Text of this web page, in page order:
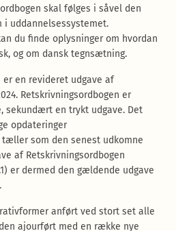
skal følges i såvel den
uddannelsessystemet.
du finde oplysninger om hvordan
og om dansk tegnsætning.
er en revideret udgave af
Retskrivningsordbogen er
sekundært en trykt udgave. Det
opdateringer
som den senest udkomne
af Retskrivningsordbogen
er dermed den gældende udgave
anført ved stort set alle
ajourført med en række nye